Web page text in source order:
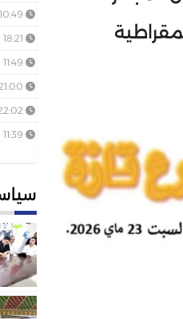
العرش
10:49
18:21
مناطق
11:49
العرش
21:00
حريق
22:02
تعزز
11:39